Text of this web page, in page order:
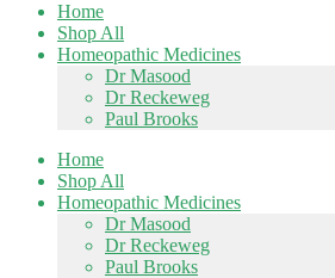
Home
Shop All
Homeopathic Medicines
Dr Masood
Dr Reckeweg
Paul Brooks
Home
Shop All
Homeopathic Medicines
Dr Masood
Dr Reckeweg
Paul Brooks